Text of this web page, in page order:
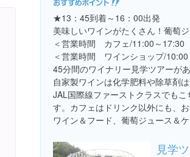
★13：45到着～16：00出発
美味しいワインがたくさん！葡萄ジ
＜営業時間 カフェ/11:00～17:30
＜営業時間 ワインショップ/10:00
45分間のワイナリー見学ツアーがあ
自家製ワインは化学肥料や除草剤
JAL国際線ファーストクラスでも
す。カフェはドリンク以外にも、
ワイン＆フード、葡萄ジュース＆
見学